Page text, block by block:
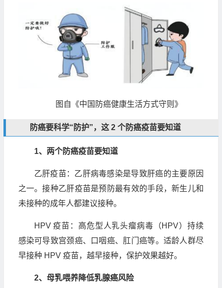
图自《中国防癌健康生活方式守则》
防癌要科学“防护”，这 2 个防癌疫苗要知道
1、两个防癌疫苗要知道
乙肝疫苗：乙肝病毒感染是导致肝癌的主要原因
之一。接种乙肝疫苗是预防最有效的手段，新生儿和
未接种的成年人都建议接种。
HPV 疫苗：高危型人乳头瘤病毒（HPV）持续
感染可导致宫颈癌、口咽癌、肛门癌等。适龄人群尽
早接种 HPV 疫苗，越早接种，保护效果越好。
2、母乳喂养降低乳腺癌风险